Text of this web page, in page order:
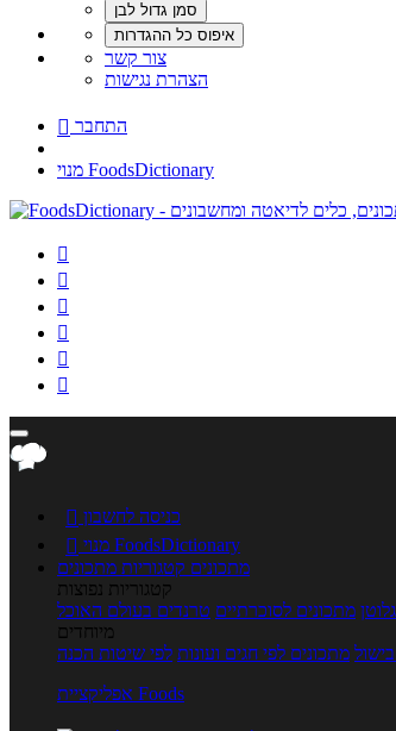
צור קשר
הצהרת נגישות
 התחבר
מנוי FoodsDictionary






 כניסה לחשבון

מנוי FoodsDictionary
מתכונים קטגוריות מתכונים
קטגוריות נפוצות
מתכונים לסוכרתיים טרנדים בעולם האוכל
מיוחדים
מתכונים לפי חגים ועונות לפי שיטות הכנה
אפליקציית Foods